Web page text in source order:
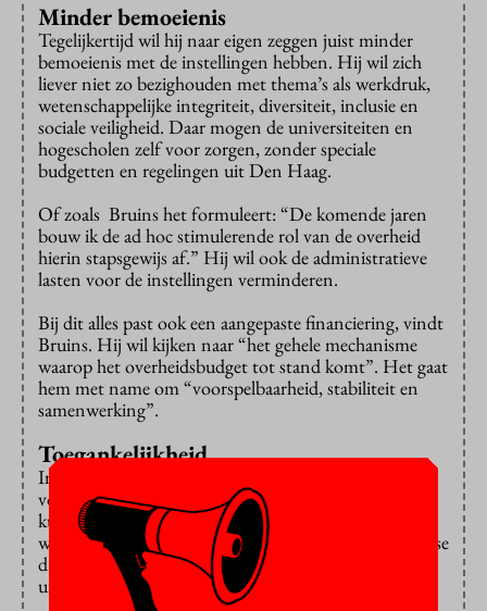
Minder bemoeienis
Tegelijkertijd wil hij naar eigen zeggen juist minder
bemoeienis met de instellingen hebben. Hij wil zich
liever niet zo bezighouden met thema’s als werkdruk,
wetenschappelijke integriteit, diversiteit, inclusie en
sociale veiligheid. Daar mogen de universiteiten en
hogescholen zelf voor zorgen, zonder speciale
budgetten en regelingen uit Den Haag.
Of zoals Bruins het formuleert: “De komende jaren
bouw ik de ad hoc stimulerende rol van de overheid
hierin stapsgewijs af.” Hij wil ook de administratieve
lasten voor de instellingen verminderen.
Bij dit alles past ook een aangepaste financiering, vindt
Bruins. Hij wil kijken naar “het gehele mechanisme
waarop het overheidsbudget tot stand komt”. Het gaat
hem met name om “voorspelbaarheid, stabiliteit en
samenwerking”.
Toegankelijkheid
In een voetnoot blijkt dat dit gevolgen kan hebben
voor de toegankelijkheid van het onderwijs: misschien
kun je straks minder makkelijk doorstuderen als je dat
wilt. Bruins wil “kijken naar de gevolgen van opwaartse
druk en de bekostiging van doorstromers en
uitvallers”.